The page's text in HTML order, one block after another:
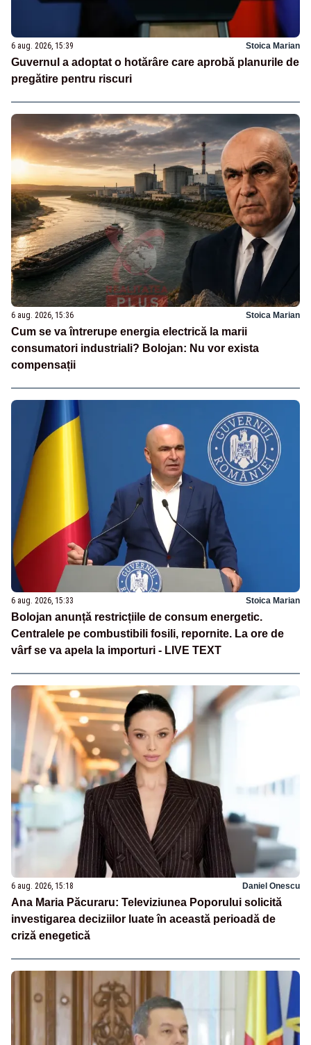
6 aug. 2026, 15:39 Stoica Marian
Guvernul a adoptat o hotărâre care aprobă planurile de
pregătire pentru riscuri
6 aug. 2026, 15:36 Stoica Marian
Cum se va întrerupe energia electrică la marii
consumatori industriali? Bolojan: Nu vor exista
compensații
6 aug. 2026, 15:33 Stoica Marian
Bolojan anunță restricțiile de consum energetic.
Centralele pe combustibili fosili, repornite. La ore de
vârf se va apela la importuri - LIVE TEXT
6 aug. 2026, 15:18 Daniel Onescu
Ana Maria Păcuraru: Televiziunea Poporului solicită
investigarea deciziilor luate în această perioadă de
criză enegetică